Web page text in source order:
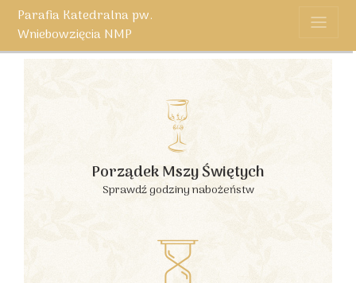
Parafia Katedralna pw.
Wniebowzięcia NMP
Porządek Mszy Świętych
Sprawdź godziny nabożeństw